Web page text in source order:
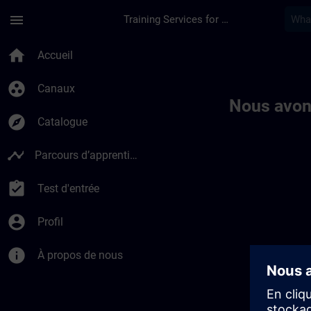
menu Training Services for Digital Industries
home Accueil
group_work Canaux
explore Catalogue
timeline Parcours d’apprentissage
assignment_turned_in Test d'entrée
account_circle Profil
info À propos de nous
Nous